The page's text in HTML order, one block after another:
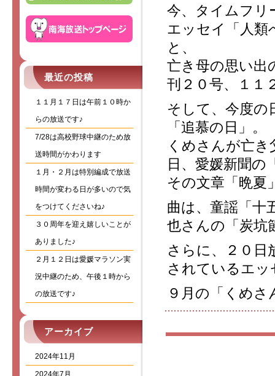
最近の投稿
１１月１７日は午前１０時か
らの放送です♪
7/28は高校野球中継のため放
送時間がかわります
１月・２月は特別編成で放送
時間が変わる日が多いので気
をつけてくださいね♪
３０周年を迎え嬉しいことが
ありました♪
２月１２日は愛媛マラソン実
況中継のため、午後１時から
の放送です♪
アーカイブ
2024年11月
2024年7月
今、タイムフリ
エッセイ「人類
と、
亡き母の思い出
刊２０号、１１
そして、今度の
「追慕の日」。
くめさんが亡
日、愛媛新聞の
その文章「晩夏
曲は、童謡「十
也さんの「炭坑
さらに、２０日
されているエ
９月の「くめ